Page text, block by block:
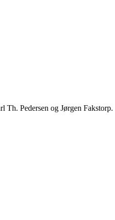
Th. Pedersen og Jørgen Fakstorp.